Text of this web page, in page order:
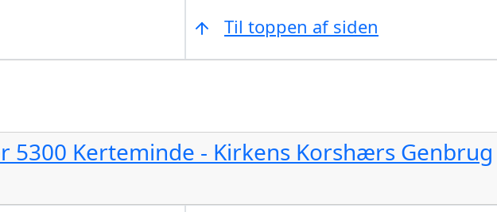
Til toppen af siden
5300 Kerteminde - Kirkens Korshærs Genbrug